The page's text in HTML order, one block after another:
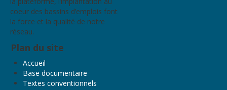
coeur des bassins d’emplois font
la force et la qualité de notre
réseau.
Plan du site
Accueil
Base documentaire
Textes conventionnels